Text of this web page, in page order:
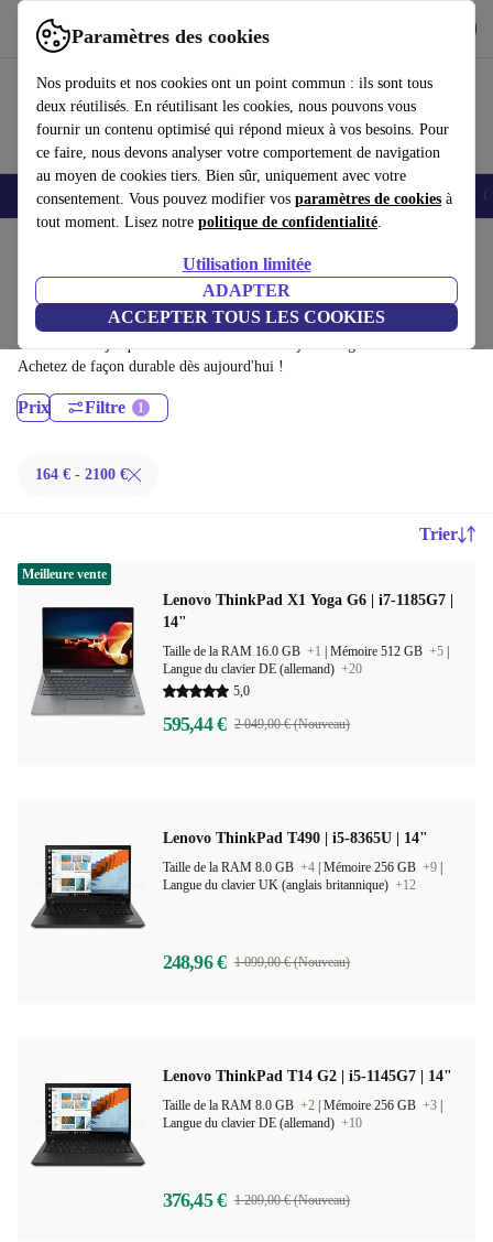
Paramètres des cookies
Nos produits et nos cookies ont un point commun : ils sont tous
deux réutilisés. En réutilisant les cookies, nous pouvons vous
fournir un contenu optimisé qui répond mieux à vos besoins. Pour
ce faire, nous devons analyser votre comportement de navigation
au moyen de cookies tiers. Bien sûr, uniquement avec votre
consentement. Vous pouvez modifier vos paramètres de cookies à
tout moment. Lisez notre politique de confidentialité.
Utilisation limitée
ADAPTER
ACCEPTER TOUS LES COOKIES
Utilisez refurbed rapidement et facilement
Smartphones Laptops Tablettes Montres connectées Accessoires
Ordinateurs portables Lenovo:
Ordinateurs portables Lenovo certifiés reconditionnés à moins de 2100€
– économisez jusqu'à 40 %. Retours sous 30 jours et garantie de 12 mois.
Achetez de façon durable dès aujourd'hui !
Prix Filtre
164 € - 2100 €
Trier
Lenovo ThinkPad X1 Yoga G6 | i7-1185G7 |
14"
Taille de la RAM 16.0 GB +1 Mémoire 512 GB +5
Langue du clavier DE (allemand) +20
5,0
595,44 € 2 049,00 € (Nouveau)
Meilleure vente
Lenovo ThinkPad T490 | i5-8365U | 14"
Taille de la RAM 8.0 GB +4 Mémoire 256 GB +9
Langue du clavier UK (anglais britannique) +12
248,96 € 1 099,00 € (Nouveau)
Lenovo ThinkPad T14 G2 | i5-1145G7 | 14"
Taille de la RAM 8.0 GB +2 Mémoire 256 GB +3
Langue du clavier DE (allemand) +10
376,45 € 1 209,00 € (Nouveau)